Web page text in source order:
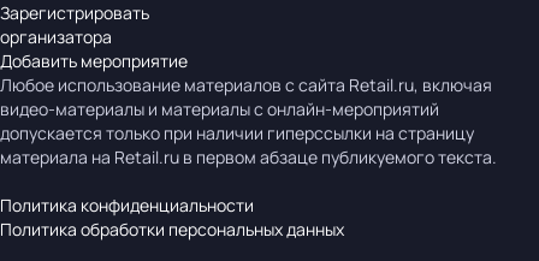
Зарегистрировать
организатора
Добавить мероприятие
Любое использование материалов с сайта Retail.ru, включая
видео-материалы и материалы с онлайн-мероприятий
допускается только при наличии гиперссылки на страницу
материала на Retail.ru в первом абзаце публикуемого текста.
Политика конфиденциальности
Политика обработки персональных данных